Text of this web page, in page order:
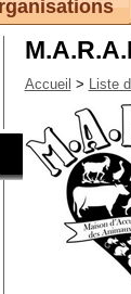
Accueil > Liste